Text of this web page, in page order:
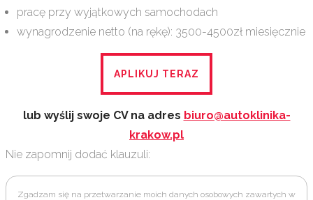
pracę przy wyjątkowych samochodach
wynagrodzenie netto (na rękę): 3500-4500zł miesięcznie
APLIKUJ TERAZ
lub wyślij swoje CV na adres biuro@autoklinika-
krakow.pl
Nie zapomnij dodać klauzuli:
Zgadzam się na przetwarzanie moich danych osobowych zawartych w